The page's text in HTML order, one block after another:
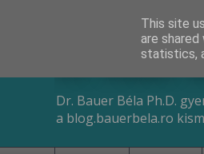
Dr. Bauer
Dr. Bauer Béla Ph.D.
a blog.bauerbela.ro
This site
are
statistics,